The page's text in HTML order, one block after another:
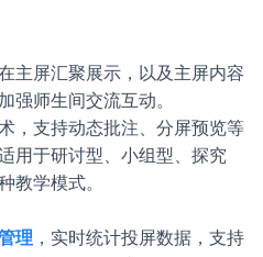
主屏汇聚展示，以及主屏内容
强师生间交流互动。
，支持动态批注、分屏预览等
用于研讨型、小组型、探究
教学模式。
理 ，实时统计投屏数据，支持